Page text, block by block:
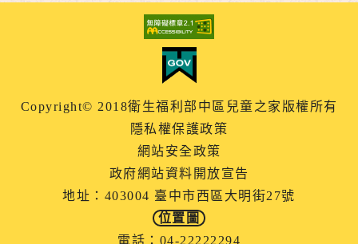
Copyright© 2018衛生福利部中區兒童之家版權所有
隱私權保護政策
網站安全政策
政府網站資料開放宣告
地址：403004 臺中市西區大明街27號
位置圖
電話：04-22222294